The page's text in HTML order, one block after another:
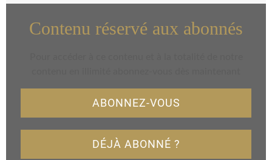
Contenu réservé aux abonnés
ABONNEZ-VOUS
DÉJÀ ABONNÉ ?